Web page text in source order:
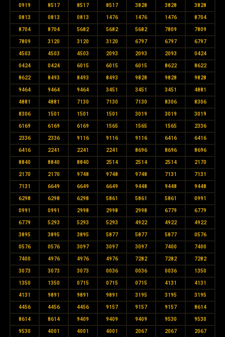
0919 8517 8517 8517 3828 3828 3828
0813 0813 0813 1476 1476 1476 8704
8704 8704 5682 5682 5682 7809 7809
7809 3120 3120 3120 6797 6797 6797
4503 4503 4503 2093 2093 2093 0424
0424 0424 6015 6015 6015 8622 8622
8622 8493 8493 8493 9828 9828 9828
9464 9464 9464 3451 3451 3451 4881
4881 4881 7130 7130 7130 8306 8306
8306 1501 1501 1501 3019 3019 3019
6169 6169 6169 1565 1565 1565 2336
2336 2336 9116 9116 9116 6416 6416
6416 2241 2241 2241 8696 8696 8696
8840 8840 8840 2514 2514 2514 2170
2170 2170 9748 9748 9748 7131 7131
7131 6649 6649 6649 9448 9448 9448
6298 6298 6298 5861 5861 5861 0991
0991 0991 2998 2998 2998 6779 6779
6779 5293 5293 5293 4922 4922 4922
3895 3895 3895 5877 5877 5877 0576
0576 0576 3097 3097 3097 7400 7400
7400 4976 4976 4976 7282 7282 7282
3073 3073 3073 0036 0036 0036 1350
1350 1350 0715 0715 0715 4131 4131
4131 9891 9891 9891 3195 3195 3195
4456 4456 4456 9157 9157 9157 8614
8614 8614 9409 9409 9409 9530 9530
9530 4001 4001 4001 2067 2067 2067